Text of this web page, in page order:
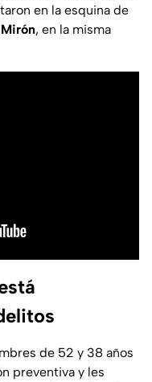
en la esquina de
, en la misma
de 52 y 38 años
preventiva y les